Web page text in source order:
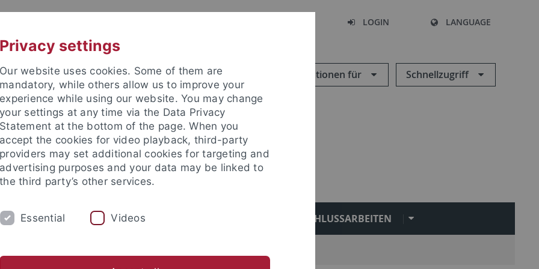
LOGIN LANGUAGE
Informationen für Schnellzugriff
LEHRE GRUPPE ABSCHLUSSARBEITEN
Privacy settings
Our website uses cookies. Some of them are
mandatory, while others allow us to improve your
experience while using our website. You may change
your settings at any time via the Data Privacy
Statement at the bottom of the page. When you
accept the cookies for video playback, third-party
providers may set additional cookies for targeting and
advertising purposes and your data may be linked to
the third party’s other services.
Essential Videos